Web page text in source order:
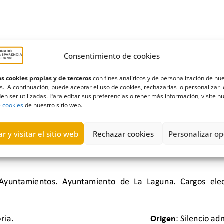
Consentimiento de cookies
cookies propias y de terceroscon fines analíticos y de personalización de
A continuación, puede aceptar el uso de cookies, rechazarlas o personalizar
ser utilizadas. Para editar sus preferencias o tener más información, visite
cookiesde nuestro sitio web.
y visitar el sitio web Rechazar cookies Personalizar